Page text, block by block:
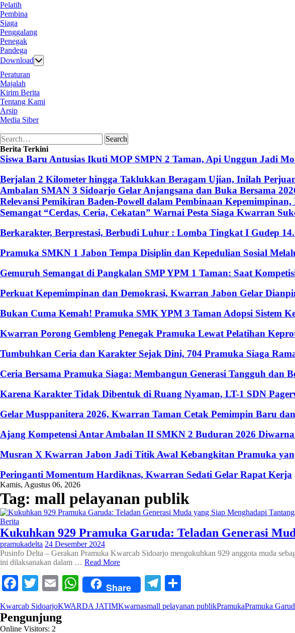
Pelatih
Pembina
Siaga
Penggalang
Penegak
Pandega
Download
Peraturan
Majalah
Kirim Berita
Tentang Kami
Arsip
Media Siber
Search
for:
Search
Berita Terkini
Siswa Baru Antusias Ikuti MOP SMPN 2 Taman, Api Unggun Jadi
Berjalan 2 Kilometer hingga Taklukkan Beragam Ujian, Inilah
Ambalan SMAN 3 Sidoarjo Gelar Anjangsana dan Buka Bersama
Relevansi Pemikiran Baden-Powell dalam Pembinaan
Semangat “Cerdas, Ceria, Cekatan” Warnai Pesta Siaga Kwarran
Berkarakter, Berprestasi, Berbudi Luhur : Lomba Tingkat I Gudep
Pramuka SMKN 1 Jabon Tempa Disiplin dan Kepedulian Sosial
Gemuruh Semangat di Pangkalan SMP YPM 1 Taman: Saat
Perkuat Kepemimpinan dan Demokrasi, Kwarran Jabon Gelar
Bukan Cuma Kemah! Pramuka SMK YPM 3 Taman Adopsi Sistem
Kwarran Porong Gembleng Penegak Pramuka Lewat Pelatihan
Tumbuhkan Ceria dan Karakter Sejak Dini, 704 Pramuka Siaga
Ceria Bersama Pramuka Siaga: Membangun Generasi Tangguh dan
Karena Karakter Tidak Dibentuk di Ruang Nyaman, LT-1 SDN
Gelar Musppanitera 2026, Kwarran Taman Cetak Pemimpin Baru
Ajang Kompetensi Antar Ambalan II SMKN 2 Buduran 2026
Musran X Kwarran Jabon Jadi Titik Awal Kebangkitan Pramuka
Peringanti Momentum Hardiknas, Kwarran Sedati Gelar Rapat Kerja
Kamis, Agustus 06, 2026
Tag: mall pelayanan publik
Berita
Kukuhkan 929 Pramuka Garuda: Teladan Generasi
pramukadelta 24 Desember 2024
Pusinfo Delta – Gerakan Pramuka Kwarcab Sidoarjo mengukuhkan 929 anggota muda
ini dilaksanakan dalam … Read More
Facebook
Twitter
EmailWhatsApp
Share Telegram
Kwarcab SidoarjoKWARDA JATIMKwarnasmall pelayanan publikPramukaPramuka
Pengunjung
Online Visitors: 2